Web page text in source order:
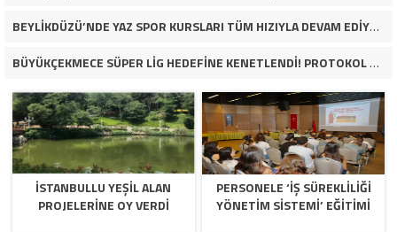
BEYLİKDÜZÜ’NDE YAZ SPOR KURSLARI TÜM HIZIYLA DEVAM EDİYOR
BÜYÜKÇEKMECE SÜPER LİG HEDEFİNE KENETLENDİ! PROTOKOL VE İŞ DÜNYASINDAN BASKETBOL TAKIMINA TAM DESTEK…
İSTANBULLU YEŞİL ALAN
PROJELERİNE OY VERDİ
PERSONELE ‘İŞ SÜREKLİLİĞİ
YÖNETİM SİSTEMİ’ EĞİTİMİ